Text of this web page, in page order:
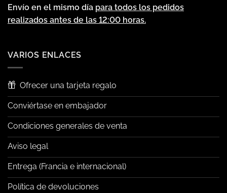
Envío en el mismo día para todos los pedidos
realizados antes de las 12:00 horas.
VARIOS ENLACES
Ofrecer una tarjeta regalo
Conviértase en embajador
Condiciones generales de venta
Aviso legal
Entrega (Francia e internacional)
Política de devoluciones